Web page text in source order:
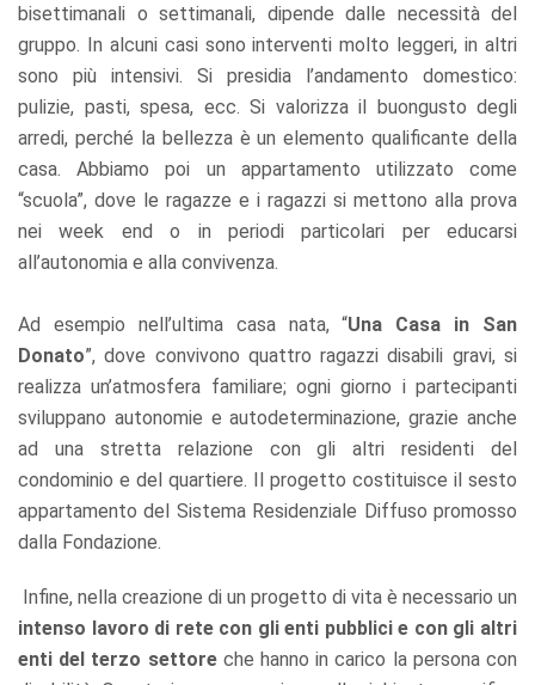
bisettimanali o settimanali, dipende dalle necessità del
gruppo. In alcuni casi sono interventi molto leggeri, in altri
sono più intensivi. Si presidia l’andamento domestico:
pulizie, pasti, spesa, ecc. Si valorizza il buongusto degli
arredi, perché la bellezza è un elemento qualificante della
casa. Abbiamo poi un appartamento utilizzato come
“scuola”, dove le ragazze e i ragazzi si mettono alla prova
nei week end o in periodi particolari per educarsi
all’autonomia e alla convivenza.
Ad esempio nell’ultima casa nata, “Una Casa in San
Donato”, dove convivono quattro ragazzi disabili gravi, si
realizza un’atmosfera familiare; ogni giorno i partecipanti
sviluppano autonomie e autodeterminazione, grazie anche
ad una stretta relazione con gli altri residenti del
condominio e del quartiere. Il progetto costituisce il sesto
appartamento del Sistema Residenziale Diffuso promosso
dalla Fondazione.
Infine, nella creazione di un progetto di vita è necessario un
intenso lavoro di rete con gli enti pubblici e con gli altri
enti del terzo settoreche hanno in carico la persona con